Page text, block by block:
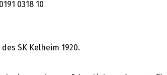
0318 10
SK Kelheim 1920.